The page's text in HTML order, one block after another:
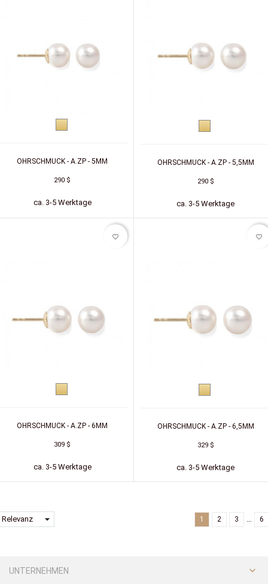
Gelbgold
OHRSCHMUCK - A.ZP - 5MM
290 $
ca. 3-5 Werktage
OHRSCHMUCK - A.ZP - 5,5MM
290 $
ca. 3-5 Werktage
OHRSCHMUCK - A.ZP - 6MM
309 $
ca. 3-5 Werktage
favorite_border
OHRSCHMUCK - A.ZP - 6,5MM
329 $
ca. 3-5 Werktage
favorite_border
Relevanz arrow_drop_down 1 2 3 … 6
UNTERNEHMEN 